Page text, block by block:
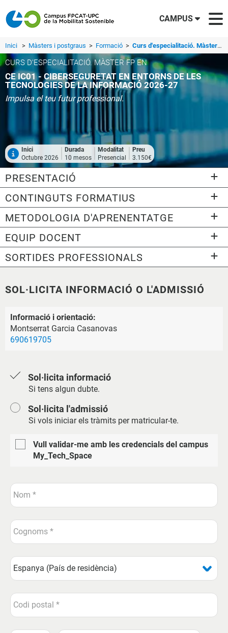
CAMPUS
Inici > Màsters i postgraus > Formació > Curs d'especialitació. Màster FP en CE IC01 - Ciberseguretat en Entorns de les Tecnologies de la Informació 2026-27
CURS D'ESPECIALITACIÓ. MÀSTER FP EN
CE IC01 - CIBERSEGURETAT EN ENTORNS DE LES
TECNOLOGIES DE LA INFORMACIÓ 2026-27
Impulsa el teu futur professional.
Inici
Octubre 2026
Durada
10 mesos
Modalitat
Presencial
Preu
3.150€
PRESENTACIÓ
CONTINGUTS FORMATIUS
METODOLOGIA D'APRENENTATGE
EQUIP DOCENT
SORTIDES PROFESSIONALS
SOL·LICITA INFORMACIÓ O L'ADMISSIÓ
Informació i orientació:
Montserrat Garcia Casanovas
690619705
Sol·licita informació
Si tens algun dubte.
Sol·licita l'admissió
Si vols iniciar els tràmits per matricular-te.
Vull validar-me amb les credencials del campus
My_Tech_Space